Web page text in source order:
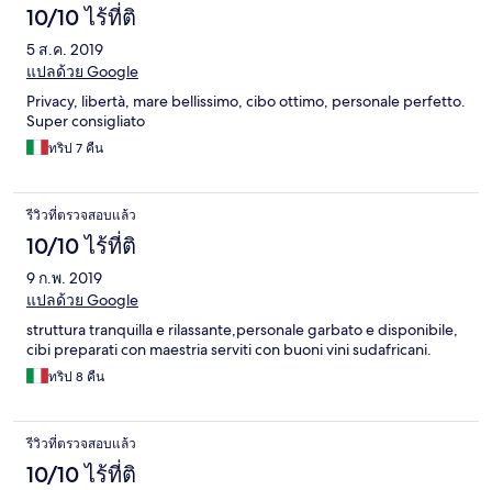
only deserve the BEST! The concept of Jua is unique and just
great. We are sure that we will meet again. Asante sana! We
wish you the best! We really miss the juices, fruits, coconuts,
tambi, chapati and poolside food! ;) Greetings from Lars and Ari
10/10 ไร้ที่ติ
5 ส.ค. 2019
แปลด้วย Google
Privacy, libertà, mare bellissimo, cibo ottimo, personale perfetto.
Super consigliato
ทริป 7 คืน
รีวิวที่ตรวจสอบแล้ว
10/10 ไร้ที่ติ
9 ก.พ. 2019
แปลด้วย Google
struttura tranquilla e rilassante,personale garbato e disponibile,
cibi preparati con maestria serviti con buoni vini sudafricani.
ทริป 8 คืน
รีวิวที่ตรวจสอบแล้ว
10/10 ไร้ที่ติ